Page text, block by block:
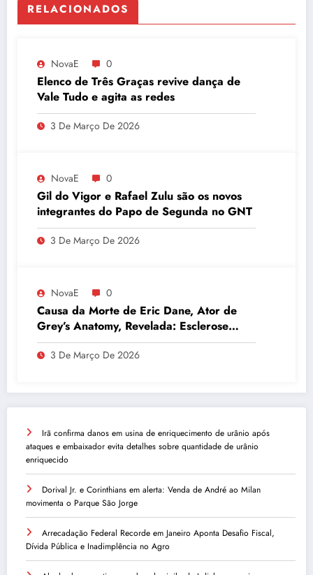
RELACIONADOS
NovaE 0
Elenco de Três Graças revive dança de
Vale Tudo e agita as redes
3 De Março De 2026
NovaE 0
Gil do Vigor e Rafael Zulu são os novos
integrantes do Papo de Segunda no GNT
3 De Março De 2026
NovaE 0
Causa da Morte de Eric Dane, Ator de
Grey’s Anatomy, Revelada: Esclerose
Lateral Amiotrófica
3 De Março De 2026
Irã confirma danos em usina de enriquecimento de urânio após
ataques e embaixador evita detalhes sobre quantidade de urânio
enriquecido
Dorival Jr. e Corinthians em alerta: Venda de André ao Milan
movimenta o Parque São Jorge
Arrecadação Federal Recorde em Janeiro Aponta Desafio Fiscal,
Dívida Pública e Inadimplência no Agro